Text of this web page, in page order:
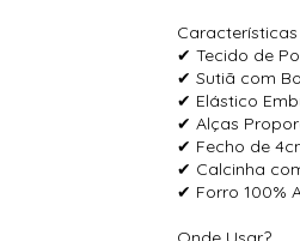
✔ Tecido de
✔ Sutiã com
✔ Elástico
✔ Alças
✔ Fecho de
✔ Calcinha
✔ Forro 100%